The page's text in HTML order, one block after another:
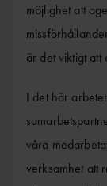
möjlighet att
är det viktigt att
I det här
våra
verksamhet att